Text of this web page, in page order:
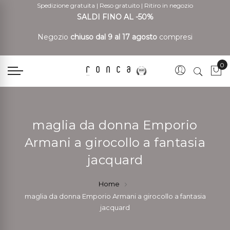
Spedizione gratuita | Reso gratuito | Ritiro in negozio
SALDI FINO AL -50%
Negozio chiuso dal 9 al 17 agosto compresi
0
maglia da donna Emporio
Armani a girocollo a fantasia
jacquard
Home
maglia da donna Emporio Armani a girocollo a fantasia
jacquard